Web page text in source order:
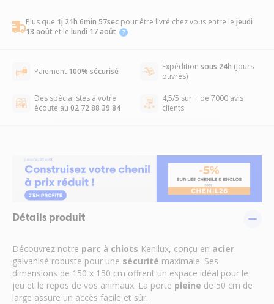
Plus que 1j 21h 6min 57sec pour être livré chez vous entre le jeudi
13 août et le lundi 17 août
Paiement 100% sécurisé Expédition sous 24h (jours
ouvrés)
Des spécialistes à votre
écoute au 02 72 88 39 84
4,5/5 sur + de 7000 avis
clients
Détails produit
Découvrez notre parc à chiots Kenilux, conçu en acier
galvanisé robuste pour une sécurité maximale. Ses
dimensions de 150 x 150 cm offrent un espace idéal pour le
jeu et le repos de vos animaux. La porte pleine de 50 cm de
large assure un accès facile et sûr.